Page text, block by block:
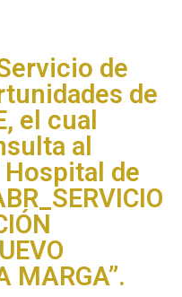
de
de
el cual
al
Hospital de
MARGA”.